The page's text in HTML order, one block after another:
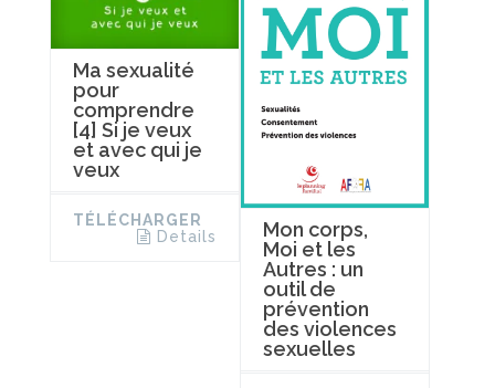
Ma sexualité
pour
comprendre
[4] Si je veux
et avec qui je
veux
TÉLÉCHARGER
Details
Mon corps,
Moi et les
Autres : un
outil de
prévention
des violences
sexuelles